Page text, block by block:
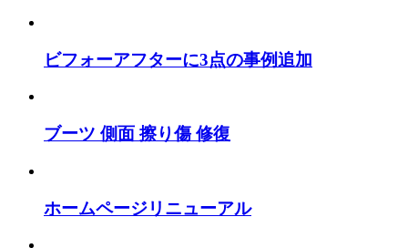
ビフォーアフターに3点の事例追加
ブーツ 側面 擦り傷 修復
ホームページリニューアル